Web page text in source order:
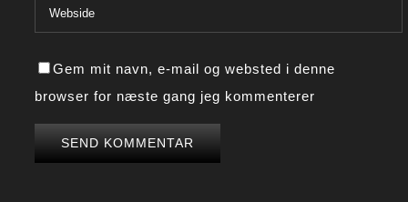
Gem mit navn, e-mail og websted i denne
browser for næste gang jeg kommenterer